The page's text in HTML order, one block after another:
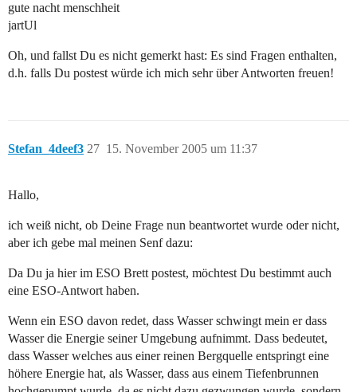
gute nacht menschheit
jartUl
Oh, und fallst Du es nicht gemerkt hast: Es sind Fragen enthalten,
d.h. falls Du postest würde ich mich sehr über Antworten freuen!
Stefan_4deef3 15. November 2005 um 11:37
27
Hallo,
ich weiß nicht, ob Deine Frage nun beantwortet wurde oder nicht,
aber ich gebe mal meinen Senf dazu:
Da Du ja hier im ESO Brett postest, möchtest Du bestimmt auch
eine ESO-Antwort haben.
Wenn ein ESO davon redet, dass Wasser schwingt mein er dass
Wasser die Energie seiner Umgebung aufnimmt. Dass bedeutet,
dass Wasser welches aus einer reinen Bergquelle entspringt eine
höhere Energie hat, als Wasser, dass aus einem Tiefenbrunnen